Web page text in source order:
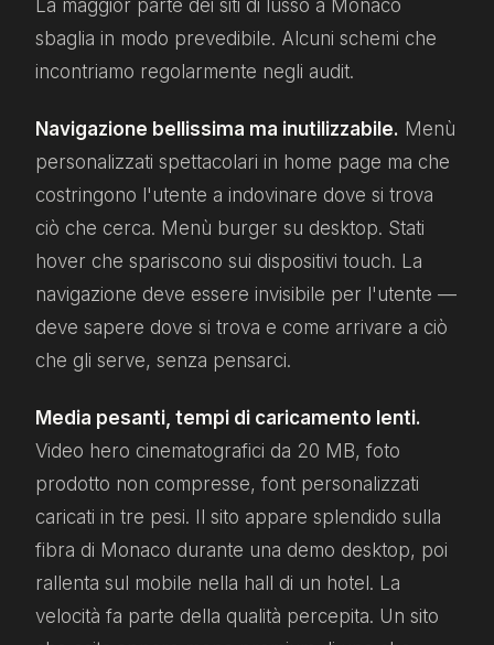
La maggior parte dei siti di lusso a Monaco
sbaglia in modo prevedibile. Alcuni schemi che
incontriamo regolarmente negli audit.
Navigazione bellissima ma inutilizzabile. Menù
personalizzati spettacolari in home page ma che
costringono l'utente a indovinare dove si trova
ciò che cerca. Menù burger su desktop. Stati
hover che spariscono sui dispositivi touch. La
navigazione deve essere invisibile per l'utente —
deve sapere dove si trova e come arrivare a ciò
che gli serve, senza pensarci.
Media pesanti, tempi di caricamento lenti.
Video hero cinematografici da 20 MB, foto
prodotto non compresse, font personalizzati
caricati in tre pesi. Il sito appare splendido sulla
fibra di Monaco durante una demo desktop, poi
rallenta sul mobile nella hall di un hotel. La
velocità fa parte della qualità percepita. Un sito